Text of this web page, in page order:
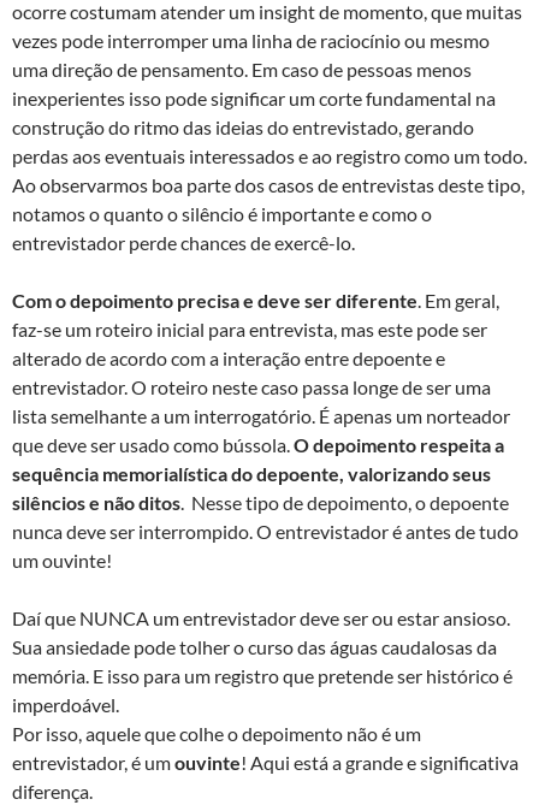
ocorre costumam atender um insight de momento, que muitas
vezes pode interromper uma linha de raciocínio ou mesmo
uma direção de pensamento. Em caso de pessoas menos
inexperientes isso pode significar um corte fundamental na
construção do ritmo das ideias do entrevistado, gerando
perdas aos eventuais interessados e ao registro como um todo.
Ao observarmos boa parte dos casos de entrevistas deste tipo,
notamos o quanto o silêncio é importante e como o
entrevistador perde chances de exercê-lo.
Com o depoimento precisa e deve ser diferente. Em geral,
faz-se um roteiro inicial para entrevista, mas este pode ser
alterado de acordo com a interação entre depoente e
entrevistador. O roteiro neste caso passa longe de ser uma
lista semelhante a um interrogatório. É apenas um norteador
que deve ser usado como bússola.O depoimento respeita a
sequência memorialística do depoente, valorizando seus
silêncios e não ditos. Nesse tipo de depoimento, o depoente
nunca deve ser interrompido. O entrevistador é antes de tudo
um ouvinte!
Daí que NUNCA um entrevistador deve ser ou estar ansioso.
Sua ansiedade pode tolher o curso das águas caudalosas da
memória. E isso para um registro que pretende ser histórico é
imperdoável.
Por isso, aquele que colhe o depoimento não é um
entrevistador, é umouvinte! Aqui está a grande e significativa
diferença.